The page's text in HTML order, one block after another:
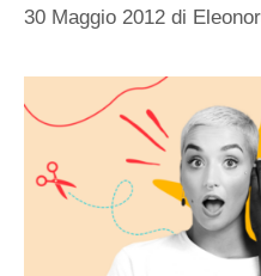
30 Maggio 2012 di